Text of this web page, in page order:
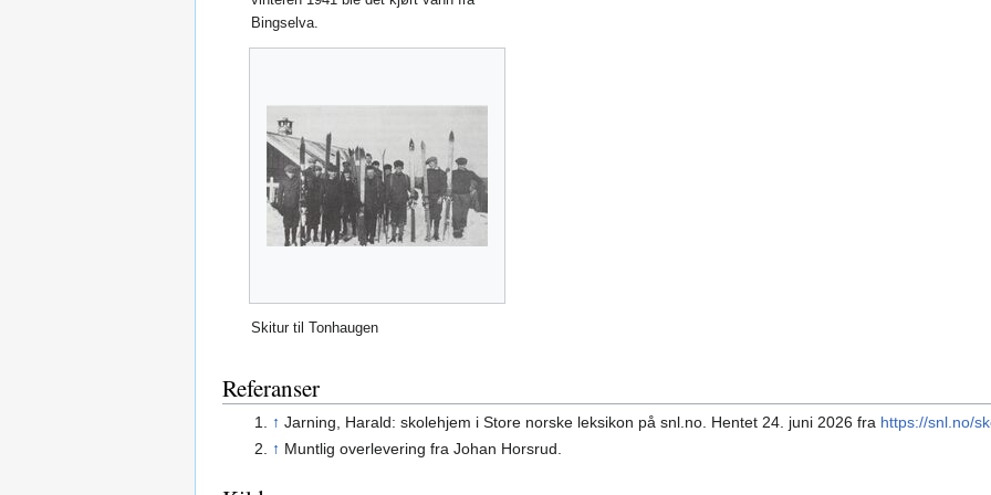
Bingselva.
Skitur til Tonhaugen
Referanser
↑ Jarning, Harald: skolehjem i Store norske leksikon på snl.no. Hentet 24. juni 2026 fra https://snl.no/
↑ Muntlig overlevering fra Johan Horsrud.